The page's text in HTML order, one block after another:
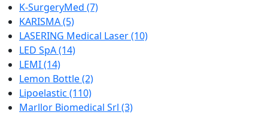
K-SurgeryMed (7)
KARISMA(5)
LASERING Medical Laser(10)
LED SpA(14)
LEMI(14)
Lemon Bottle(2)
Lipoelastic (110)
Marllor Biomedical Srl (3)